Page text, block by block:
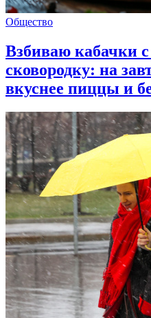
Общество
Взбиваю кабачки
сковородку: на
вкуснее пиццы и